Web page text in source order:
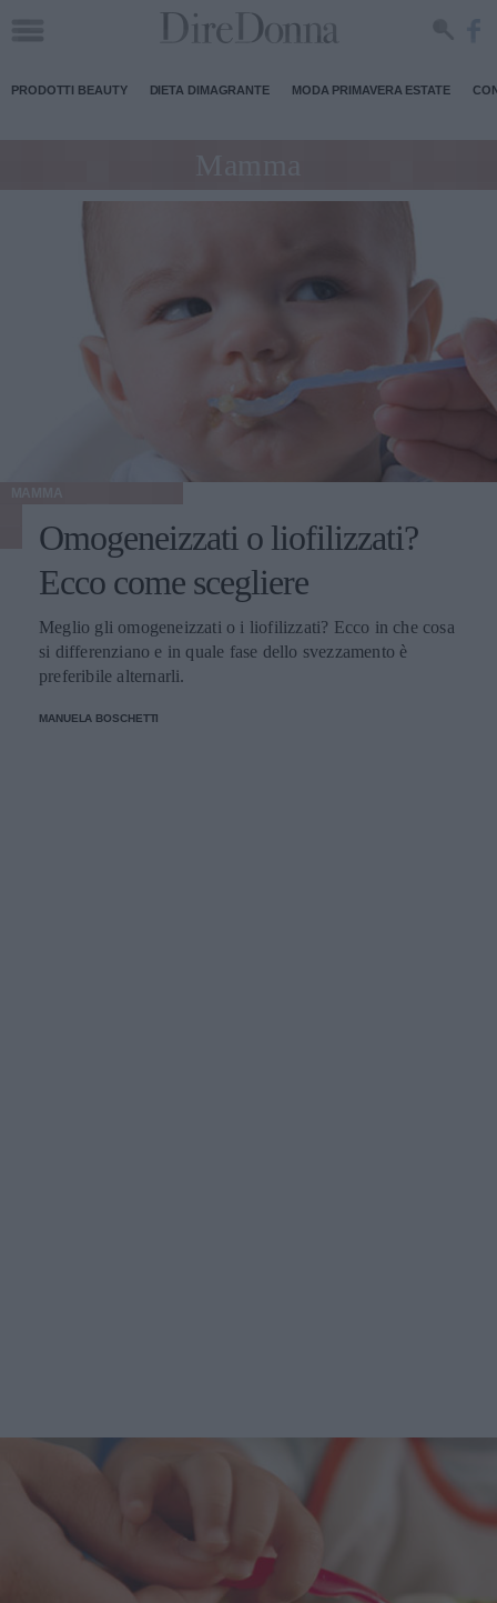
PRODOTTI BEAUTY DIETA DIMAGRANTE MODA PRIMAVERA ESTATE
Omogeneizzati o liofilizzati?
Ecco come scegliere
Meglio gli omogeneizzati o i liofilizzati? Ecco in che cosa
si differenziano e in quale fase dello svezzamento è
preferibile alternarli.
MANUELA BOSCHETTI